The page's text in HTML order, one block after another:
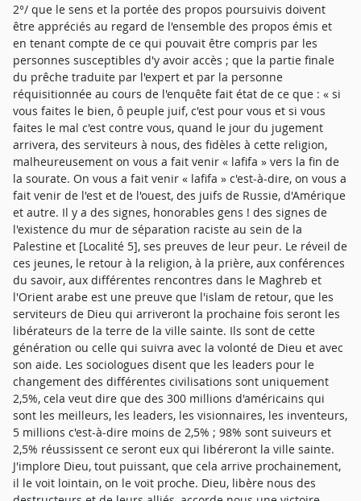
2°/ que le sens et la portée des propos poursuivis doivent
être appréciés au regard de l'ensemble des propos émis et
en tenant compte de ce qui pouvait être compris par les
personnes susceptibles d'y avoir accès ; que la partie finale
du prêche traduite par l'expert et par la personne
réquisitionnée au cours de l'enquête fait état de ce que : « si
vous faites le bien, ô peuple juif, c'est pour vous et si vous
faites le mal c'est contre vous, quand le jour du jugement
arrivera, des serviteurs à nous, des fidèles à cette religion,
malheureusement on vous a fait venir « lafifa » vers la fin de
la sourate. On vous a fait venir « lafifa » c'est-à-dire, on vous a
fait venir de l'est et de l'ouest, des juifs de Russie, d'Amérique
et autre. Il y a des signes, honorables gens ! des signes de
l'existence du mur de séparation raciste au sein de la
Palestine et [Localité 5], ses preuves de leur peur. Le réveil de
ces jeunes, le retour à la religion, à la prière, aux conférences
du savoir, aux différentes rencontres dans le Maghreb et
l'Orient arabe est une preuve que l'islam de retour, que les
serviteurs de Dieu qui arriveront la prochaine fois seront les
libérateurs de la terre de la ville sainte. Ils sont de cette
génération ou celle qui suivra avec la volonté de Dieu et avec
son aide. Les sociologues disent que les leaders pour le
changement des différentes civilisations sont uniquement
2,5%, cela veut dire que des 300 millions d'américains qui
sont les meilleurs, les leaders, les visionnaires, les inventeurs,
5 millions c'est-à-dire moins de 2,5% ; 98% sont suiveurs et
2,5% réussissent ce seront eux qui libéreront la ville sainte.
J'implore Dieu, tout puissant, que cela arrive prochainement,
il le voit lointain, on le voit proche. Dieu, libère nous des